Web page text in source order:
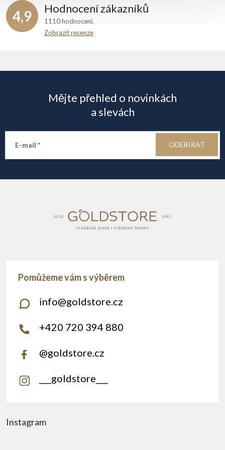
4,9 Hodnocení zákazníků
1110 hodnocení
Zobrazit recenze
a
t
Mějte přehled o novinkách
a slevách
E-mail ODEBÍRAT
Instagram
info@goldstore.cz
+420 720 394 880
@goldstore.cz
___goldstore___